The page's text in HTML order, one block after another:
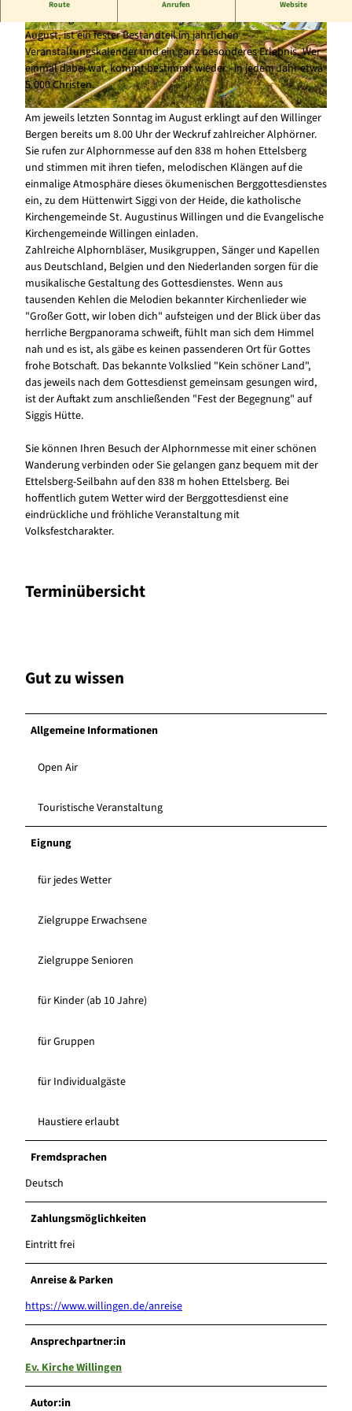
© Tourist-Information Willingen, y-site.de |CC-BY-SA
© Tourist-Information Willingen, y-site.de |
CC-BY-SA
© Tourist-Information Willingen, y-site.de |
CC-BY-SA
Route Anrufen Website
Die Willinger Alphornmesse, immer am letzten Sonntag im
August, ist ein fester Bestandteil im jährlichen
Veranstaltungskalender und ein ganz besonderes Erlebnis. Wer
einmal dabei war, kommt bestimmt wieder - in jedem Jahr etwa
5.000 Christen.
Am jeweils letzten Sonntag im August erklingt auf den Willinger
Bergen bereits um 8.00 Uhr der Weckruf zahlreicher Alphörner.
Sie rufen zur Alphornmesse auf den 838 m hohen Ettelsberg
und stimmen mit ihren tiefen, melodischen Klängen auf die
einmalige Atmosphäre dieses ökumenischen Berggottesdienstes
ein, zu dem Hüttenwirt Siggi von der Heide, die katholische
Kirchengemeinde St. Augustinus Willingen und die Evangelische
Kirchengemeinde Willingen einladen.
Zahlreiche Alphornbläser, Musikgruppen, Sänger und Kapellen
aus Deutschland, Belgien und den Niederlanden sorgen für die
musikalische Gestaltung des Gottesdienstes. Wenn aus
tausenden Kehlen die Melodien bekannter Kirchenlieder wie
"Großer Gott, wir loben dich" aufsteigen und der Blick über das
herrliche Bergpanorama schweift, fühlt man sich dem Himmel
nah und es ist, als gäbe es keinen passenderen Ort für Gottes
frohe Botschaft. Das bekannte Volkslied "Kein schöner Land",
das jeweils nach dem Gottesdienst gemeinsam gesungen wird,
ist der Auftakt zum anschließenden "Fest der Begegnung" auf
Siggis Hütte.
Sie können Ihren Besuch der Alphornmesse mit einer schönen
Wanderung verbinden oder Sie gelangen ganz bequem mit der
Ettelsberg-Seilbahn auf den 838 m hohen Ettelsberg. Bei
hoffentlich gutem Wetter wird der Berggottesdienst eine
eindrückliche und fröhliche Veranstaltung mit
Volksfestcharakter.
Terminübersicht
Gut zu wissen
Allgemeine Informationen
Open Air
Touristische Veranstaltung
Eignung
für jedes Wetter
Zielgruppe Erwachsene
Zielgruppe Senioren
für Kinder (ab 10 Jahre)
für Gruppen
für Individualgäste
Haustiere erlaubt
Fremdsprachen
Deutsch
Zahlungsmöglichkeiten
Eintritt frei
Anreise & Parken
https://www.willingen.de/anreise
Ansprechpartner:in
Ev. Kirche Willingen
Autor:in